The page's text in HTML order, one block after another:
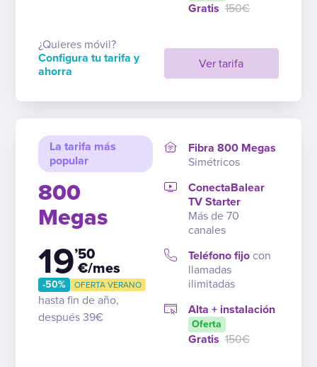
Ver tarifa
Gratis 150€
¿Quieres móvil?
Configura tu tarifa y
ahorra
La tarifa más
popular
800
Megas
19’50
€/mes
-50% OFERTA VERANO
hasta fin de año,
después 39€
Fibra 800 Megas
Simétricos
ConectaBalear
TV Starter
Más de 70
canales
Teléfono fijo con
llamadas
ilimitadas
Alta + instalación
Oferta
Gratis 150€